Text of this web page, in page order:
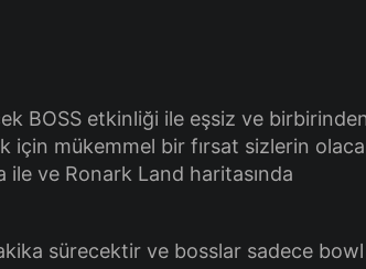
BOSS etkinliği ile eşsiz ve
için mükemmel bir fırsat sizlerin
ile ve Ronark Land haritasında
sürecektir ve bosslar sadece bowl